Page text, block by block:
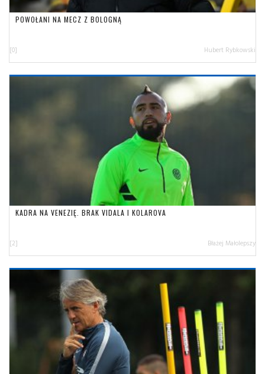
POWOŁANI NA MECZ Z BOLOGNĄ
[0] Hubert Rybkowski
KADRA NA VENEZIĘ. BRAK VIDALA I KOLAROVA
[2] Błażej Małolepszy